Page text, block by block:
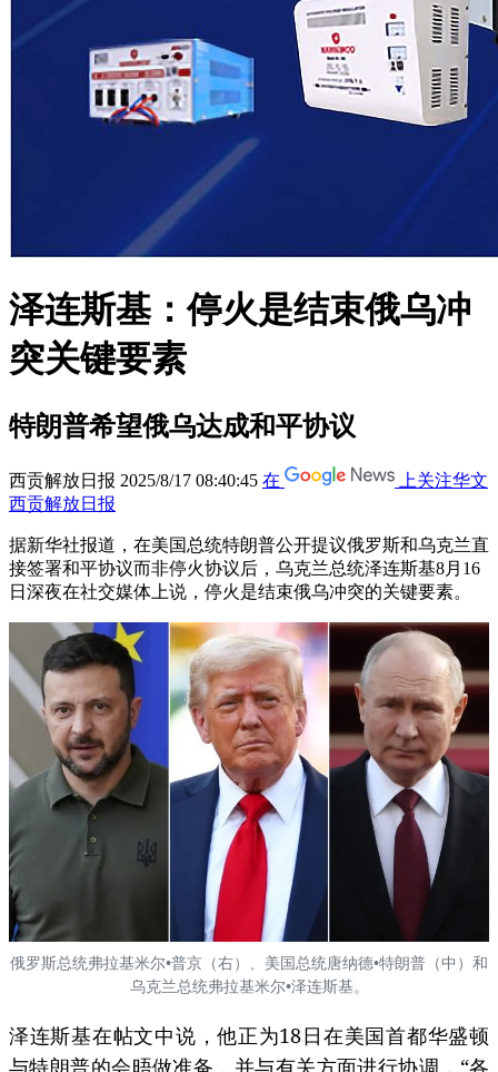
泽连斯基：停火是结束俄乌冲
突关键要素
特朗普希望俄乌达成和平协议
西贡解放日报 2025/8/17 08:40:45 在
上关注华文
西贡解放日报
据新华社报道，在美国总统特朗普公开提议俄罗斯和乌克兰直
接签署和平协议而非停火协议后，乌克兰总统泽连斯基8月16
日深夜在社交媒体上说，停火是结束俄乌冲突的关键要素。
俄罗斯总统弗拉基米尔•普京（右）、美国总统唐纳德•特朗普（中）和
乌克兰总统弗拉基米尔•泽连斯基。
泽连斯基在帖文中说，他正为18日在美国首都华盛顿